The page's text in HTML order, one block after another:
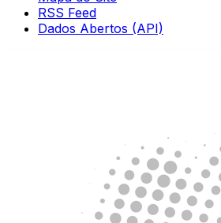
RSS Feed
Dados Abertos (API)